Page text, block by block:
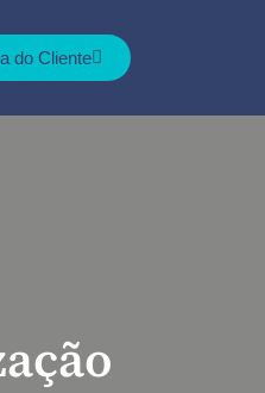
do Cliente